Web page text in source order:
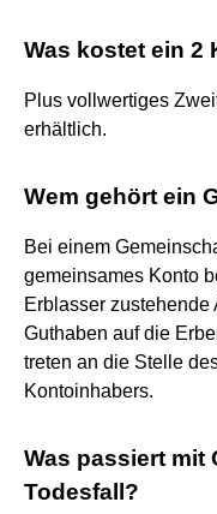
Was kostet ein 2
Plus vollwertiges
erhältlich.
Wem gehört ein
Bei einem
gemeinsames Konto
Erblasser
Guthaben auf die
treten an die Stelle
Kontoinhabers.
Was passiert mit
Todesfall?